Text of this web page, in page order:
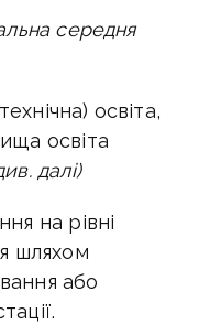
середня
освіта,
освіта
далі)
на рівні
шляхом
або